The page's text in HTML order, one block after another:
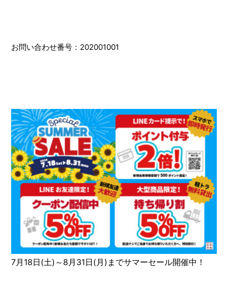
お問い合わせ番号：202001001
7月18日(土)～8月31日(月)までサマーセール開催中！